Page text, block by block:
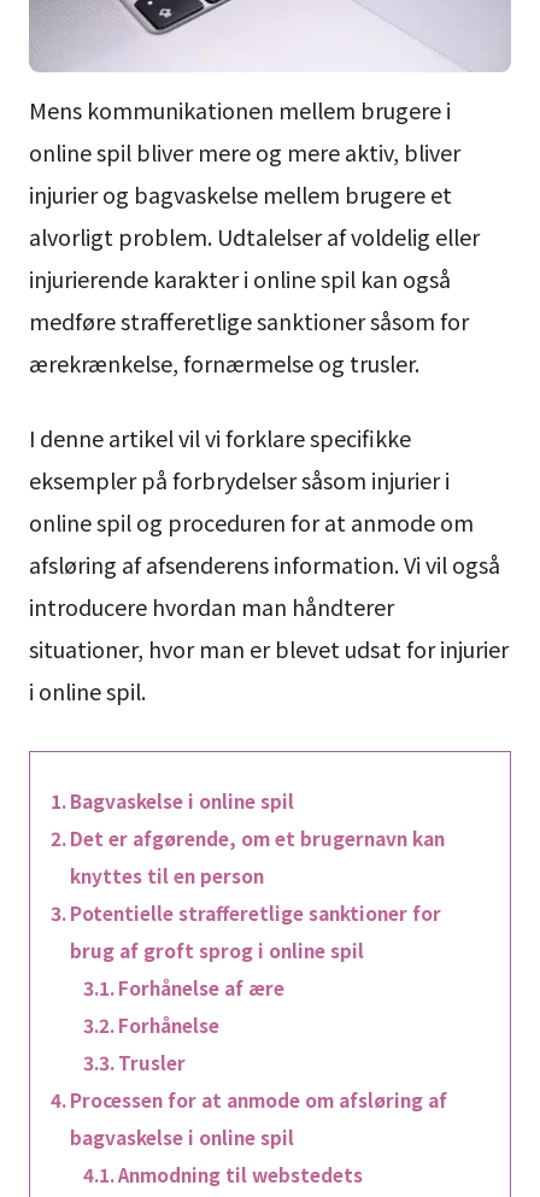
Mens kommunikationen mellem brugere i
online spil bliver mere og mere aktiv, bliver
injurier og bagvaskelse mellem brugere et
alvorligt problem. Udtalelser af voldelig eller
injurierende karakter i online spil kan også
medføre strafferetlige sanktioner såsom for
ærekrænkelse, fornærmelse og trusler.
I denne artikel vil vi forklare specifikke
eksempler på forbrydelser såsom injurier i
online spil og proceduren for at anmode om
afsløring af afsenderens information. Vi vil også
introducere hvordan man håndterer
situationer, hvor man er blevet udsat for injurier
i online spil.
Bagvaskelse i online spil
Det er afgørende, om et brugernavn kan
knyttes til en person
Potentielle strafferetlige sanktioner for
brug af groft sprog i online spil
Forhånelse af ære
Forhånelse
Trusler
Processen for at anmode om afsløring af
bagvaskelse i online spil
Anmodning til webstedets